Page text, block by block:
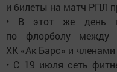
и билеты на матч РПЛ
• В этот же день
по флорболу между
ХК «Ак Барс» и
• С 19 июля сеть